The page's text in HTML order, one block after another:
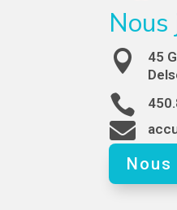

45

